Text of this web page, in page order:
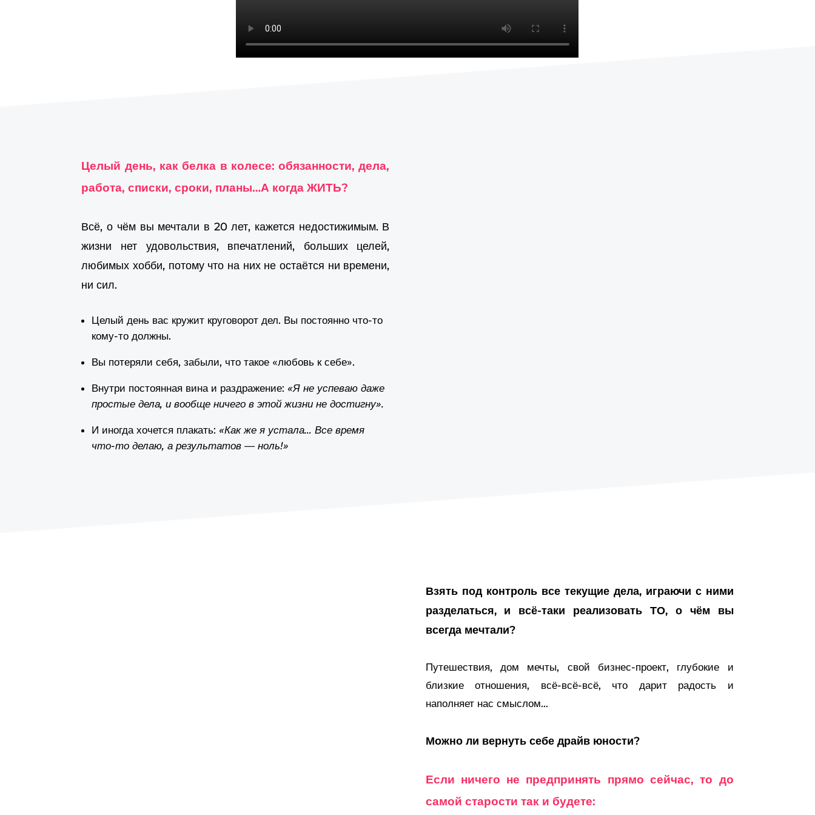
Целый день, как белка в колесе: обязанности, дела,
работа, списки, сроки, планы…А когда ЖИТЬ?
Всё, о чём вы мечтали в 20 лет, кажется недостижимым. В
жизни нет удовольствия, впечатлений, больших целей,
любимых хобби, потому что на них не остаётся ни времени,
ни сил.
Целый день вас кружит круговорот дел. Вы постоянно что-то
кому-то должны.
Вы потеряли себя, забыли, что такое «любовь к себе».
Внутри постоянная вина и раздражение: «Я не успеваю даже
простые дела, и вообще ничего в этой жизни не достигну».
И иногда хочется плакать: «Как же я устала… Все время
что-то делаю, а результатов — ноль!»
Взять под контроль все текущие дела, играючи с ними
разделаться, и всё-таки реализовать ТО, о чём вы
всегда мечтали?
Путешествия, дом мечты, свой бизнес-проект, глубокие и
близкие отношения, всё-всё-всё, что дарит радость и
наполняет нас смыслом…
Можно ли вернуть себе драйв юности?
Если ничего не предпринять прямо сейчас, то до
самой старости так и будете: